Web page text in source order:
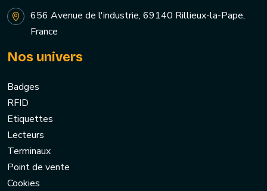
656 Avenue de l'industrie, 69140 Rillieux-la-Pape,
France
Nos univers
Badges
RFID
Etiquettes
Lecteurs
Terminaux
Point de vente
Cookies